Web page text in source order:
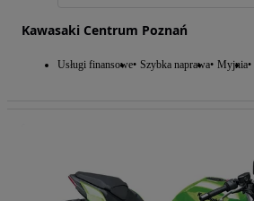
Kawasaki Centrum Poznań
Usługi finansowe Szybka naprawa Myjnia